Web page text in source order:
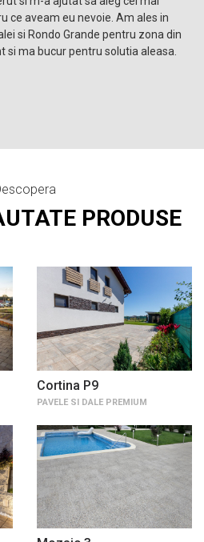
ce aveam eu nevoie. Am ales in
si Rondo Grande pentru zona din
si ma bucur pentru solutia aleasa.
PRODUSE
Cortina P9
PAVELE SI DALE PREMIUM